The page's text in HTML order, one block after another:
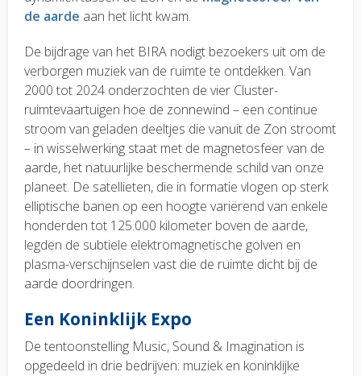
de aarde aan het licht kwam.
De bijdrage van het BIRA nodigt bezoekers uit om de
verborgen muziek van de ruimte te ontdekken. Van
2000 tot 2024 onderzochten de vier Cluster-
ruimtevaartuigen hoe de zonnewind – een continue
stroom van geladen deeltjes die vanuit de Zon stroomt
– in wisselwerking staat met de magnetosfeer van de
aarde, het natuurlijke beschermende schild van onze
planeet. De satellieten, die in formatie vlogen op sterk
elliptische banen op een hoogte variërend van enkele
honderden tot 125.000 kilometer boven de aarde,
legden de subtiele elektromagnetische golven en
plasma-verschijnselen vast die de ruimte dicht bij de
aarde doordringen.
Een Koninklijk Expo
De tentoonstelling Music, Sound & Imagination is
opgedeeld in drie bedrijven: muziek en koninklijke